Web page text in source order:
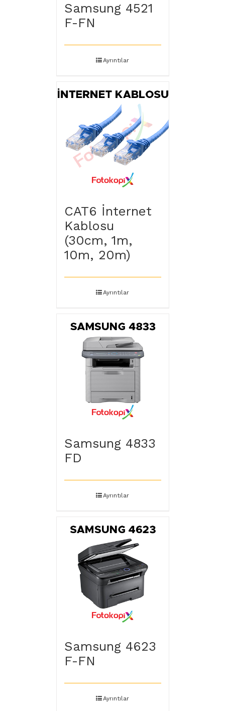
Samsung 4521
F-FN
Ayrıntılar
CAT6 İnternet
Kablosu
(30cm, 1m,
10m, 20m)
Ayrıntılar
Samsung 4833
FD
Ayrıntılar
Samsung 4623
F-FN
Ayrıntılar